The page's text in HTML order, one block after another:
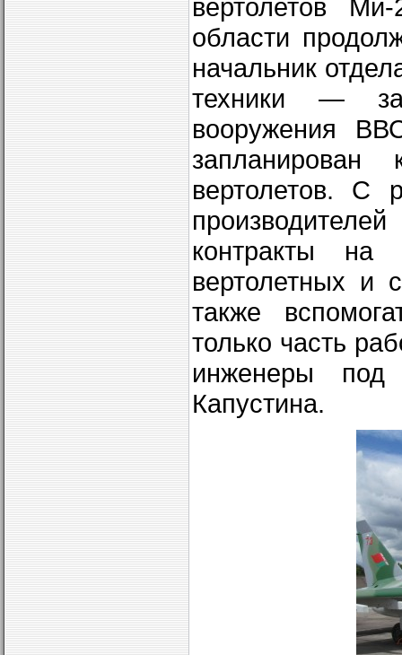
вертолетов
области
начальник
техники —
вооружения
вертолетов. С
контракты на
вертолетных и
также
только часть
инженеры под
Капустина.